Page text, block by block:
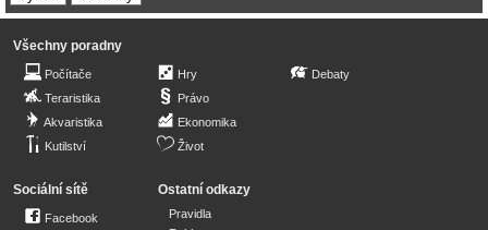
Všechny poradny
Počítače
Teraristika
Akvaristika
Kutilství
Hry
Právo
Ekonomika
Život
Debaty
Sociální sítě
Facebook
Ostatní odkazy
Pravidla